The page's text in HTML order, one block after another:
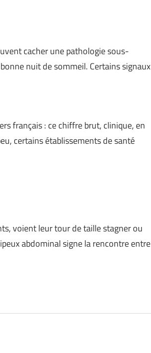
cacher une pathologie sous-
nuit de sommeil. Certains signaux
français : ce chiffre brut, clinique, en
certains établissements de santé
voient leur tour de taille stagner ou
abdominal signe la rencontre entre